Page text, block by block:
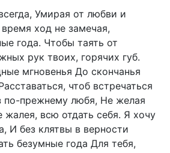
Умирая от любви и
ход не замечая,
года. Чтобы таять от
рук твоих, горячих губ.
мгновенья До скончанья
чтоб встречаться
по-прежнему любя, Не желая
жалея, всю отдать себя. Я хочу
И без клятвы в верности
безумные года Для тебя,